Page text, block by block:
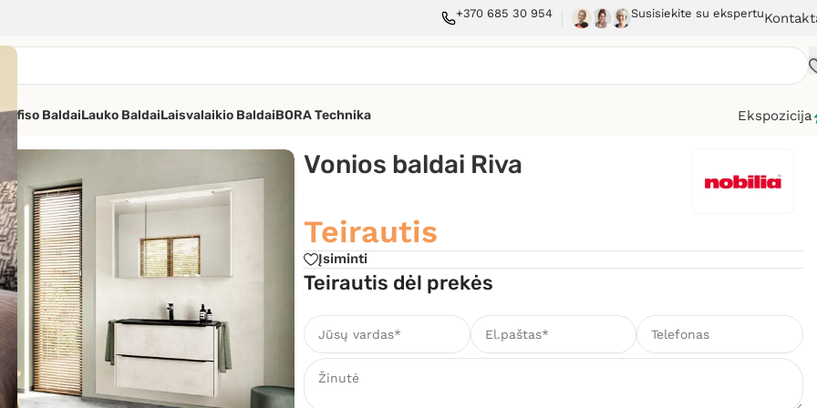
+370 685 30 954 Susisiekite su ekspertu
Ofiso BaldaiLauko BaldaiLaisvalaikio BaldaiBORA Technika
Ekspozicija
Vonios baldai Riva
Teirautis
Įsiminti
Teirautis dėl prekės